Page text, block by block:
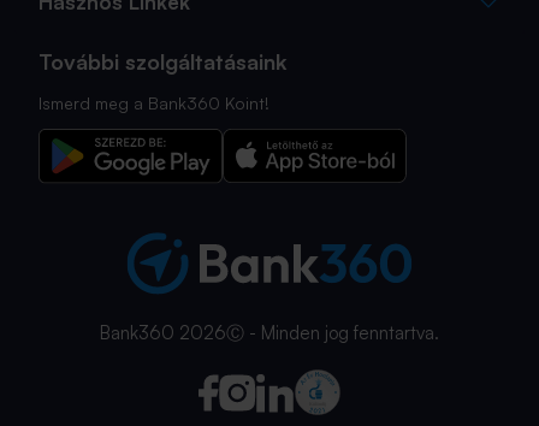
További szolgáltatásaink
Ismerd meg a Bank360 Koint!
Bank360 2026Ⓒ - Minden jog fenntartva.